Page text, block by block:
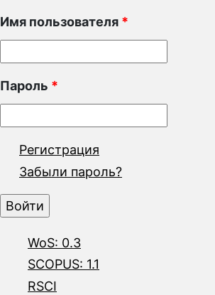
Имя пользователя *
Пароль *
Регистрация
Забыли пароль?
WoS: 0.3
SCOPUS: 1.1
RSCI